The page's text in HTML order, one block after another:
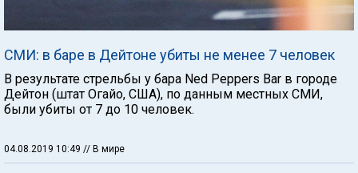
СМИ: в баре в Дейтоне убиты не менее 7 человек
В результате стрельбы у бара Ned Peppers Bar в городе
Дейтон (штат Огайо, США), по данным местных СМИ,
были убиты от 7 до 10 человек.
04.08.2019 10:49 // В мире